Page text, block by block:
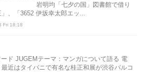
明均「七夕の国」図書館で借り
、「3652 伊坂幸太郎エッ...
Fri 18:18
ド JUGEMテーマ：マンガについて語る 電
近はタイバニで有名な桂正和展が渋谷パルコ